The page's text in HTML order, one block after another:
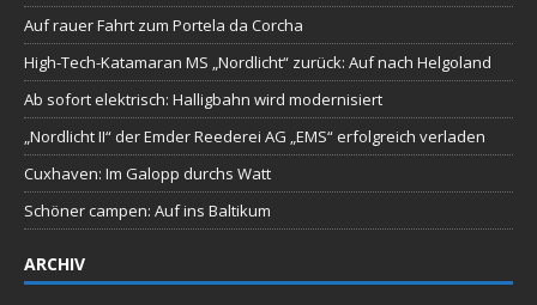
Auf rauer Fahrt zum Portela da Corcha
High-Tech-Katamaran MS „Nordlicht“ zurück: Auf nach Helgoland
Ab sofort elektrisch: Halligbahn wird modernisiert
„Nordlicht II“ der Emder Reederei AG „EMS“ erfolgreich verladen
Cuxhaven: Im Galopp durchs Watt
Schöner campen: Auf ins Baltikum
ARCHIV